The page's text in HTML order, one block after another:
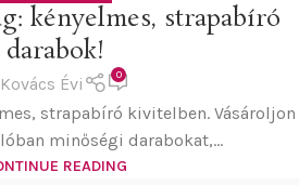
kényelmes, strapabíró
darabok!
Kovács Évi 0
strapabíró kivitelben. Vásároljon
minőségi darabokat,...
READING